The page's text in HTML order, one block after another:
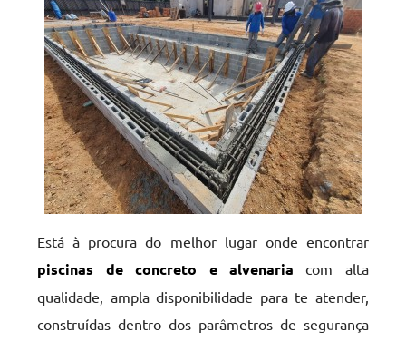
Está à procura do melhor lugar onde encontrar
piscinas de concreto e alvenaria com alta
qualidade, ampla disponibilidade para te atender,
construídas dentro dos parâmetros de segurança